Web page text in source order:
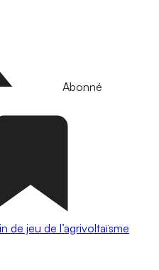
Abonné
de jeu de l’agrivoltaïsme